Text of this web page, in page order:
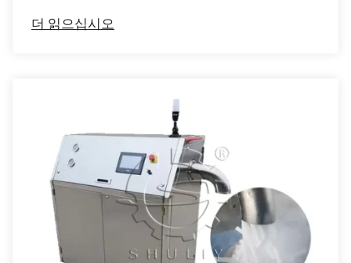
더 읽으십시오